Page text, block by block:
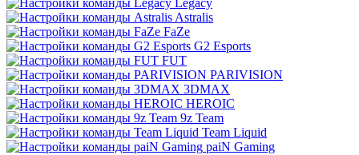
Legacy
Astralis
FaZe
G2 Esports
FUT
PARIVISION
3DMAX
HEROIC
9z Team
Team Liquid
paiN Gaming